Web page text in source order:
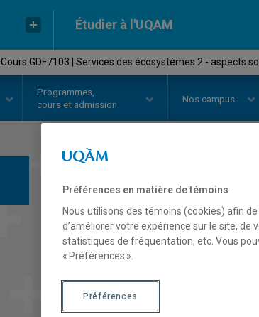
Étudier à l'UQAM
Cours GDF7103 | Services des écosystèmes 2 - aspects
Programmes,
cours et admission
Nos campus
COURS//
sociaux
Préférences en matière de témoins
Nous utilisons des témoins (cookies) afin
d’améliorer votre expérience sur le site, de
statistiques de fréquentation, etc. Vous
« Préférences ».
Préférences